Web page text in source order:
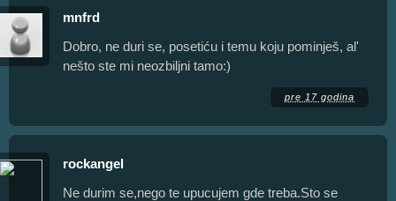
mnfrd
Dobro, ne duri se, posetiću i temu koju pominješ, al'
nešto ste mi neozbiljni tamo:)
pre 17 godina
rockangel
Ne durim se,nego te upucujem gde treba.Sto se